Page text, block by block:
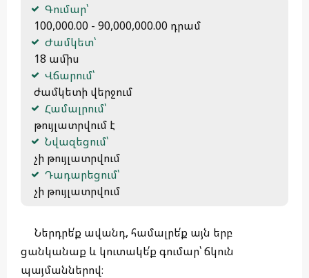
Գումար՝
100,000.00 - 90,000,000.00 դրամ
Ժամկետ՝
18 ամիս
Վճարում՝
ժամկետի վերջում
Համալրում՝
թույլատրվում է
Նվազեցում՝
չի թույլատրվում
Դադարեցում՝
չի թույլատրվում
Ներդրե՛ք ավանդ, համալրե՛ք այն երբ
ցանկանաք և կուտակե՛ք գումար՝ ճկուն
պայմաններով։